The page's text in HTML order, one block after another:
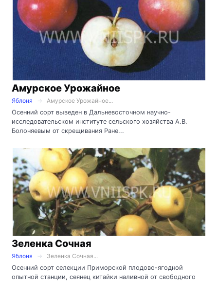
Амурское Урожайное
Яблоня
Амурское Урожайное...
Осенний сорт выведен в Дальневосточном научно-
исследовательском институте сельского хозяйства А.В.
Болоняевым от скрещивания Ране...
Зеленка Сочная
Яблоня
Зеленка Сочная...
Осенний сорт селекции Приморской плодово-ягодной
опытной станции, сеянец китайки наливной от свободного